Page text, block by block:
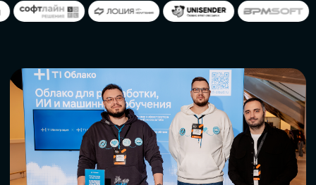
СТАТЬ ПАРТНЕРОМ
СКАЧАТЬ ПРОГРАММУ
СТАТЬ СПИКЕРОМ
Оставьте заявку, наши менеджеры